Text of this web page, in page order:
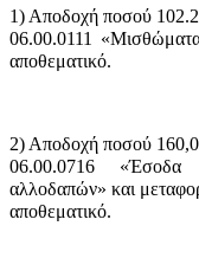
1) Αποδοχή ποσού
06.00.0111
αποθεματικό.
2) Αποδοχή ποσού
06.00.0716
αλλοδαπών» και
αποθεματικό.